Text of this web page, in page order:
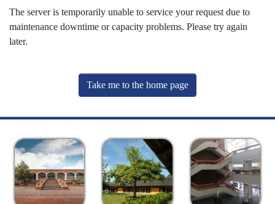
The server is temporarily unable to service your request due to
maintenance downtime or capacity problems. Please try again
later.
Take me to the home page